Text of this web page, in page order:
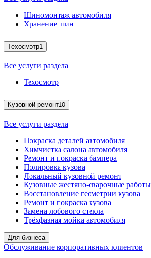
Шиномонтаж автомобиля
Хранение шин
Техосмотр1
Все услуги раздела
Техосмотр
Кузовной ремонт10
Все услуги раздела
Покраска деталей автомобиля
Химчистка салона автомобиля
Ремонт и покраска бампера
Полировка кузова
Локальный кузовной ремонт
Кузовные жестяно-сварочные работы
Восстановление геометрии кузова
Ремонт и покраска кузова
Замена лобового стекла
Трёхфазная мойка автомобиля
Для бизнеса
Обслуживание корпоративных клиентов